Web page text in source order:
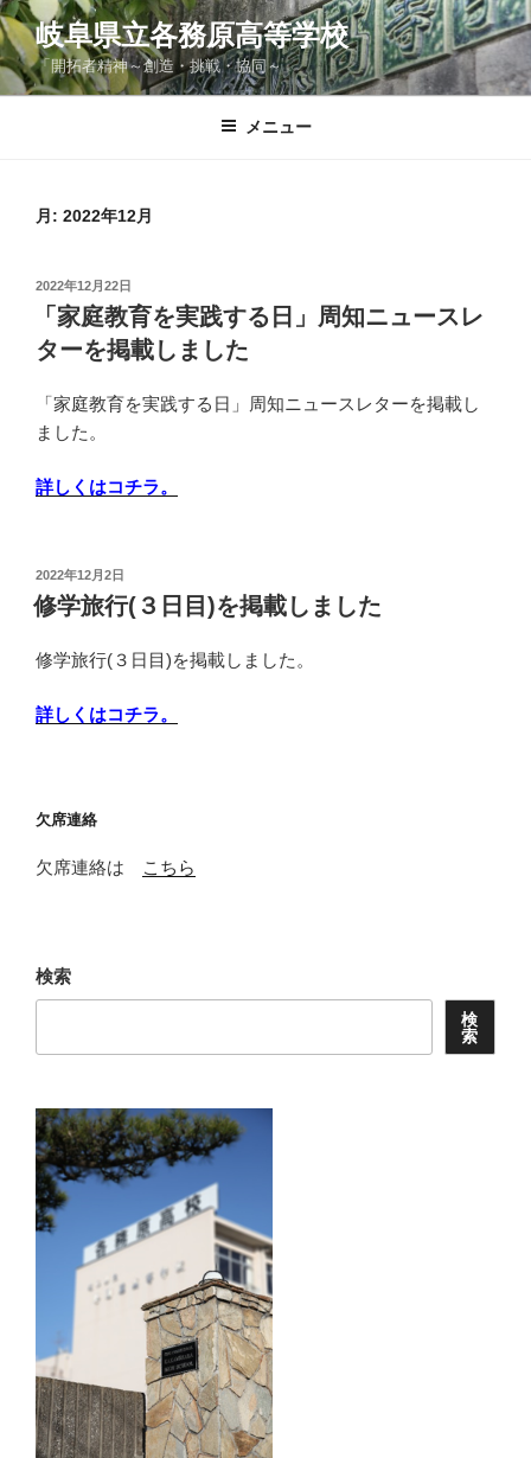
コ
ン
テ
ン
岐阜県立各務原高等学校
「開拓者精神～創造・挑戦・協同～」
メニュー
月: 2022年12月
投
2022年12月22日
「家庭教育を実践する日」周知ニュースレ
ターを掲載しました
「家庭教育を実践する日」周知ニュースレターを掲載し
ました。
詳しくはコチラ。
投
稿
日:
2022年12月2日
修学旅行(３日目)を掲載しました
修学旅行(３日目)を掲載しました。
詳しくはコチラ。
欠席連絡
欠席連絡は こちら
検索
検
索